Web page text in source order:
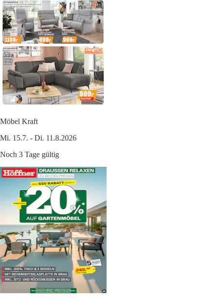
Möbel Kraft
Mi. 15.7. - Di. 11.8.2026
Noch 3 Tage gültig